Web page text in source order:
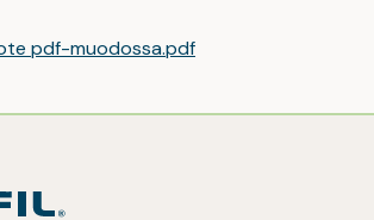
pdf-muodossa.pdf